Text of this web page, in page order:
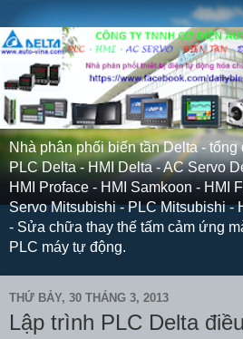
Nhà phân phối biến tần Delta -
PLC Delta - HMI Delta - AC Servo
HMI Proface - HMI Samkoon - HMI
Servo Mitsubishi - PLC Mitsubishi -
- Sửa chữa thay thế tấm cảm ứng
PLC máy tự động.
THỨ BẢY, 30 THÁNG 3, 2013
Lập trình PLC Delta